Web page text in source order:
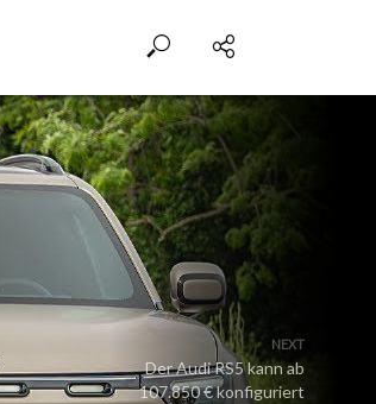
NEXT
Der Audi RS5 kann ab
107.850 € konfiguriert